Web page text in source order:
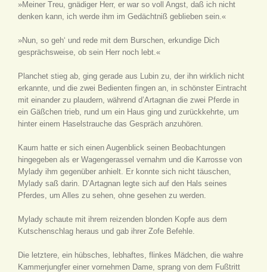
»Meiner Treu, gnädiger Herr, er war so voll Angst, daß ich nicht
denken kann, ich werde ihm im Gedächtniß geblieben sein.«
»Nun, so geh‘ und rede mit dem Burschen, erkundige Dich
gesprächsweise, ob sein Herr noch lebt.«
Planchet stieg ab, ging gerade aus Lubin zu, der ihn wirklich nicht
erkannte, und die zwei Bedienten fingen an, in schönster Eintracht
mit einander zu plaudern, während d’Artagnan die zwei Pferde in
ein Gäßchen trieb, rund um ein Haus ging und zurückkehrte, um
hinter einem Haselstrauche das Gespräch anzuhören.
Kaum hatte er sich einen Augenblick seinen Beobachtungen
hingegeben als er Wagengerassel vernahm und die Karrosse von
Mylady ihm gegenüber anhielt. Er konnte sich nicht täuschen,
Mylady saß darin. D’Artagnan legte sich auf den Hals seines
Pferdes, um Alles zu sehen, ohne gesehen zu werden.
Mylady schaute mit ihrem reizenden blonden Kopfe aus dem
Kutschenschlag heraus und gab ihrer Zofe Befehle.
Die letztere, ein hübsches, lebhaftes, flinkes Mädchen, die wahre
Kammerjungfer einer vornehmen Dame, sprang von dem Fußtritt